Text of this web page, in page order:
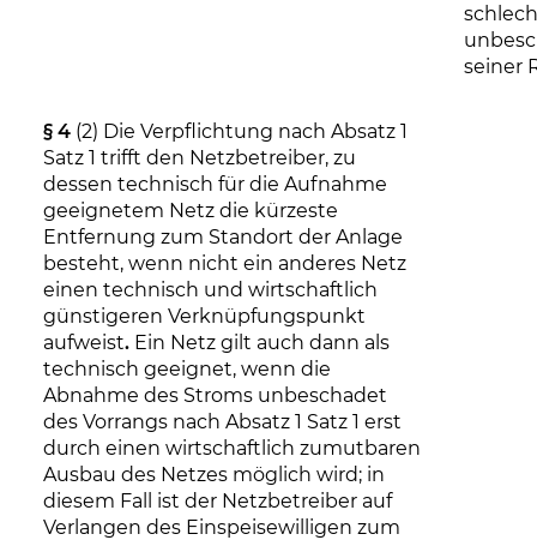
seiner
§ 4 (2) Die Verpflichtung nach Absatz 1
Satz 1 trifft den Netzbetreiber, zu
dessen technisch für die Aufnahme
geeignetem Netz die kürzeste
Entfernung zum Standort der Anlage
besteht, wenn nicht ein anderes Netz
einen technisch und wirtschaftlich
günstigeren Verknüpfungspunkt
aufweist. Ein Netz gilt auch dann als
technisch geeignet, wenn die
Abnahme des Stroms unbeschadet
des Vorrangs nach Absatz 1 Satz 1 erst
durch einen wirtschaftlich zumutbaren
Ausbau des Netzes möglich wird; in
diesem Fall ist der Netzbetreiber auf
Verlangen des Einspeisewilligen zum